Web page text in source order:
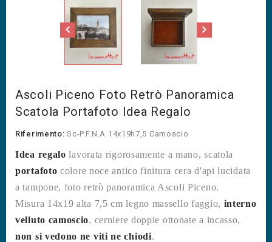
Ascoli Piceno Foto Retrò Panoramica
Scatola Portafoto Idea Regalo
Riferimento: Sc-P.F.N.A 14x19h7,5 Camoscio
Idea regalo lavorata rigorosamente a mano, scatola
portafoto colore noce antico finitura cera d'api lucidata
a tampone, foto retrò panoramica Ascoli Piceno.
Misura 14x19 alta 7,5 cm legno massello faggio, interno
velluto camoscio, cerniere doppie ottonate a incasso,
non si vedono ne viti ne chiodi.